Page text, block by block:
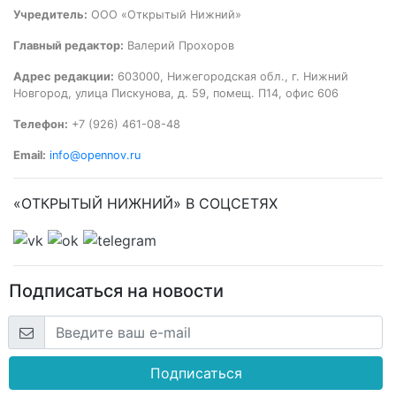
Учредитель: ООО «Открытый Нижний»
Главный редактор: Валерий Прохоров
Адрес редакции: 603000, Нижегородская обл., г. Нижний
Новгород, улица Пискунова, д. 59, помещ. П14, офис 606
Телефон: +7 (926) 461-08-48
Email: info@opennov.ru
«ОТКРЫТЫЙ НИЖНИЙ» В СОЦСЕТЯХ
Подписаться на новости
Подписаться